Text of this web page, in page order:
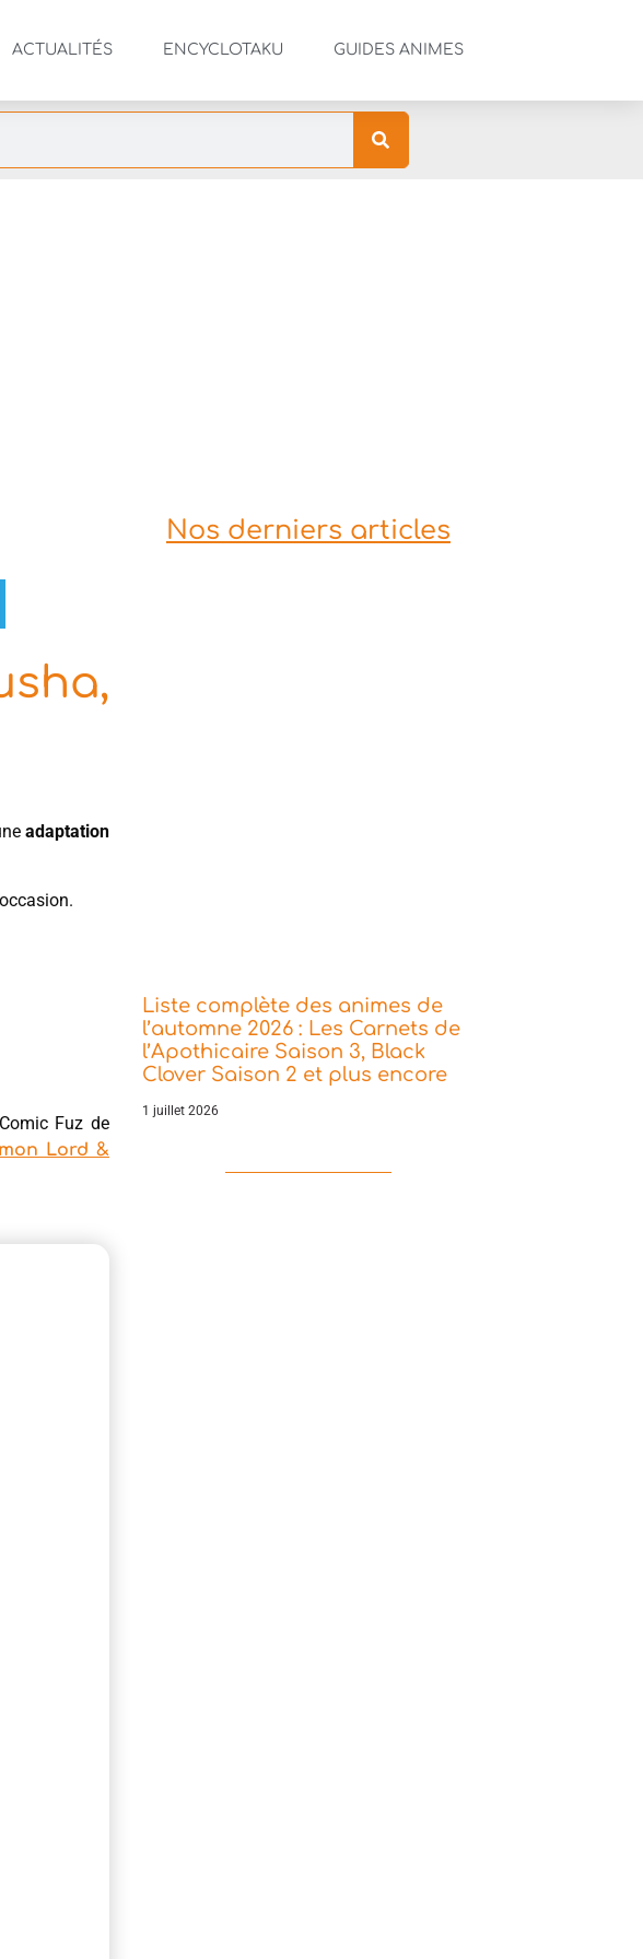
ACTUALITÉS ENCYCLOTAKU GUIDES ANIMES
adaptation
Fuz de
Lord &
Nos derniers articles
Liste complète des animes de
l’automne 2026 : Les Carnets de
l’Apothicaire Saison 3, Black
Clover Saison 2 et plus encore
1 juillet 2026